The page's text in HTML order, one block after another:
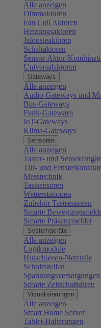
Alle anzeigen
Dimmaktoren
Fan Coil Aktoren
Heizungsaktoren
Jalousieaktoren
Schaltaktoren
Sensor-Aktor-
Universalaktoren
Gateways
Alle anzeigen
Audio-Gateways und
Bus-Gateways
Funk-Gateways
IoT-Gateways
Klima-Gateways
Sensoren
Alle anzeigen
Taster- und
Tür- und
Messtechnik
Tastsensoren
Wetterstationen
Zubehör Tastsensoren
Smarte
Smarte Präsenzmelder
Systemgeräte
Alle anzeigen
Logikmodule
Hutschienen-Netzteile
Schnittstellen
Spannungsversorgungen
Smarte Zeitschaltuhren
Visualisierungen
Alle anzeigen
Smart Home Server
Tablet-Halterungen